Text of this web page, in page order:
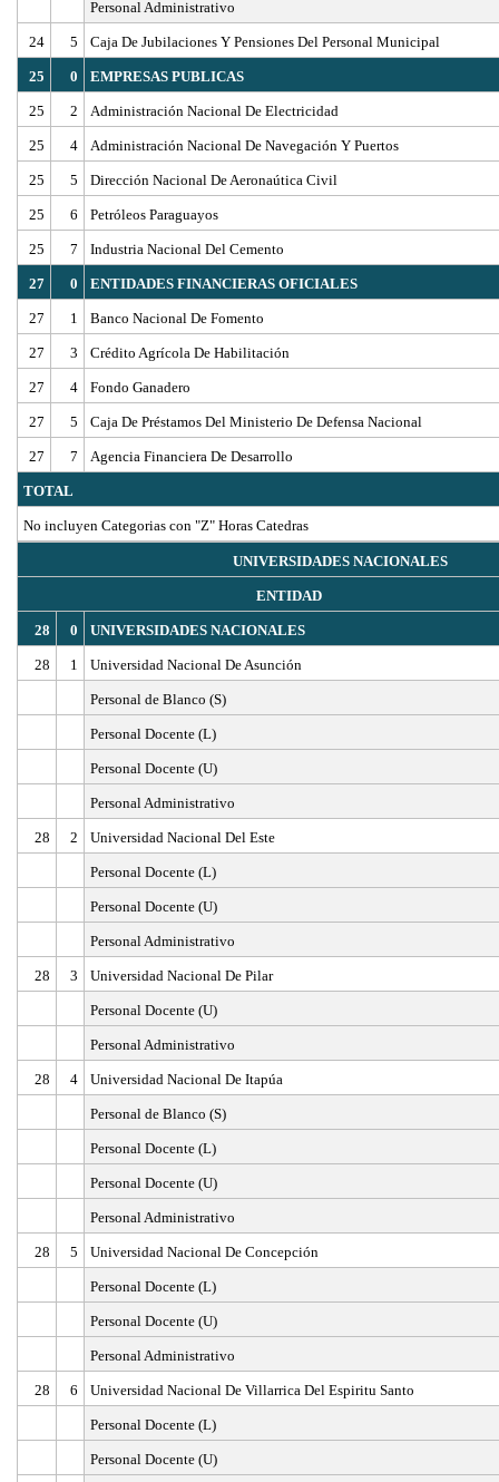
Personal Administrativo
24 5 Caja De Jubilaciones Y Pensiones Del Personal Municipal
25 0 EMPRESAS PUBLICAS
25 2 Administración Nacional De Electricidad
25 4 Administración Nacional De Navegación Y Puertos
25 5 Dirección Nacional De Aeronaútica Civil
25 6 Petróleos Paraguayos
25 7 Industria Nacional Del Cemento
27 0 ENTIDADES FINANCIERAS OFICIALES
27 1 Banco Nacional De Fomento
27 3 Crédito Agrícola De Habilitación
27 4 Fondo Ganadero
27 5 Caja De Préstamos Del Ministerio De Defensa Nacional
27 7 Agencia Financiera De Desarrollo
TOTAL
No incluyen Categorias con "Z" Horas Catedras
UNIVERSIDADES NACIONALES
ENTIDAD
28 0 UNIVERSIDADES NACIONALES
28 1 Universidad Nacional De Asunción
Personal de Blanco (S)
Personal Docente (L)
Personal Docente (U)
Personal Administrativo
28 2 Universidad Nacional Del Este
Personal Docente (L)
Personal Docente (U)
Personal Administrativo
28 3 Universidad Nacional De Pilar
Personal Docente (U)
Personal Administrativo
28 4 Universidad Nacional De Itapúa
Personal de Blanco (S)
Personal Docente (L)
Personal Docente (U)
Personal Administrativo
28 5 Universidad Nacional De Concepción
Personal Docente (L)
Personal Docente (U)
Personal Administrativo
28 6 Universidad Nacional De Villarrica Del Espiritu Santo
Personal Docente (L)
Personal Docente (U)